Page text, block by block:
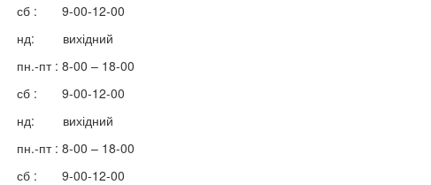
сб : 9-00-12-00
нд: вихідний
пн.-пт : 8-00 – 18-00
сб : 9-00-12-00
нд: вихідний
пн.-пт : 8-00 – 18-00
сб : 9-00-12-00